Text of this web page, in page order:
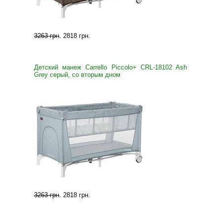
3263 грн. 2818 грн.
Детский манеж Carrello Piccolo+ CRL-18102 Ash
Grey серый, со вторым дном
3263 грн. 2818 грн.